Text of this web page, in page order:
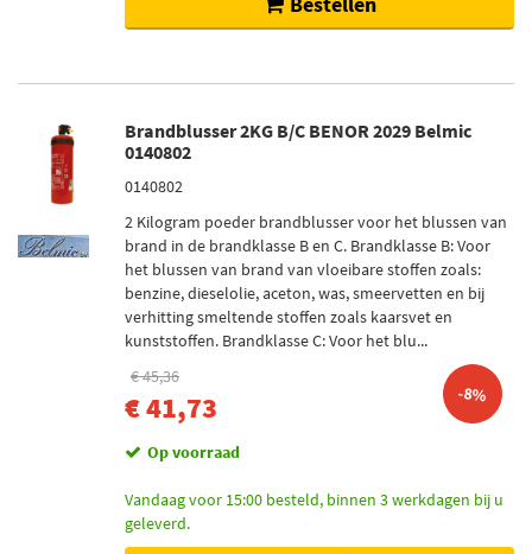
Brandblusser 2KG B/C BENOR 2029 Belmic
0140802
0140802
2 Kilogram poeder brandblusser voor het blussen van
brand in de brandklasse B en C. Brandklasse B: Voor
het blussen van brand van vloeibare stoffen zoals:
benzine, dieselolie, aceton, was, smeervetten en bij
verhitting smeltende stoffen zoals kaarsvet en
kunststoffen. Brandklasse C: Voor het blu...
€ 45,36
€ 41,73 -8%
Op voorraad
Vandaag voor 15:00 besteld, binnen 3 werkdagen bij u
geleverd.